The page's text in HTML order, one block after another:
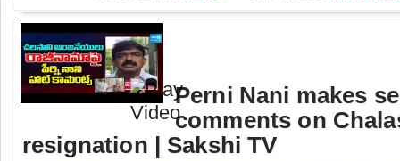
Perni Nani makes
comments on
resignation | Sakshi TV